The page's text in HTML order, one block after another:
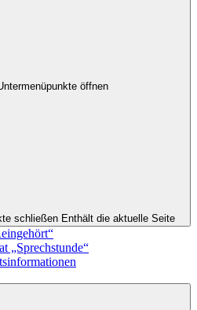
öffnen
schließen Enthält die aktuelle Seite
„Sprechstunde“